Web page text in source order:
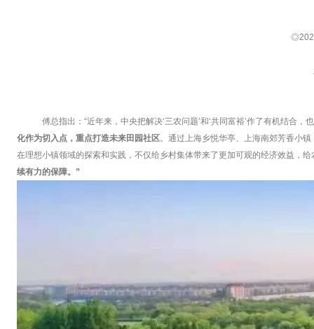
傅总指出：“近年来，中央把解决‘三农问题’和‘共同富裕’作了有机结合
化作为切入点，重点打造未来田园社区。通过上海乡悦华亭、上海南郊芳香小
在理想小镇领域的探索和实践，不仅给乡村集体带来了更加可观的经济效益，
续有力的保障。”